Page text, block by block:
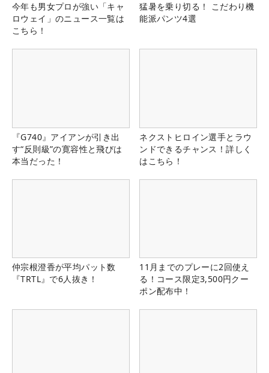
今年も男女プロが強い「キャ
ロウェイ」のニュース一覧は
こちら！
猛暑を乗り切る！ こだわり機
能派パンツ4選
『G740』アイアンが引き出
す“反則級”の寛容性と飛びは
本当だった！
ネクストヒロイン選手とラウ
ンドできるチャンス！詳しく
はこちら！
仲宗根澄香が平均パット数
『TRTL』で6人抜き！
11月までのプレーに2回使え
る！コース限定3,500円クー
ポン配布中！